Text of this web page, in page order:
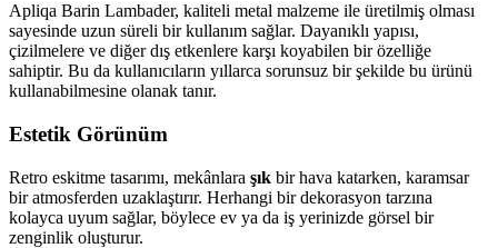
Apliqa Barin Lambader, kaliteli metal malzeme ile üretilmiş olması
sayesinde uzun süreli bir kullanım sağlar. Dayanıklı yapısı,
çizilmelere ve diğer dış etkenlere karşı koyabilen bir özelliğe
sahiptir. Bu da kullanıcıların yıllarca sorunsuz bir şekilde bu ürünü
kullanabilmesine olanak tanır.
Estetik Görünüm
Retro eskitme tasarımı, mekânlara şık bir hava katarken, karamsar
bir atmosferden uzaklaştırır. Herhangi bir dekorasyon tarzına
kolayca uyum sağlar, böylece ev ya da iş yerinizde görsel bir
zenginlik oluşturur.